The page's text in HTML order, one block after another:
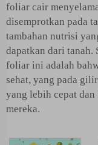
foliar cair
disemprotkan pada
tambahan nutrisi
dapatkan dari tanah.
foliar ini adalah
sehat, yang pada
yang lebih cepat
mereka.